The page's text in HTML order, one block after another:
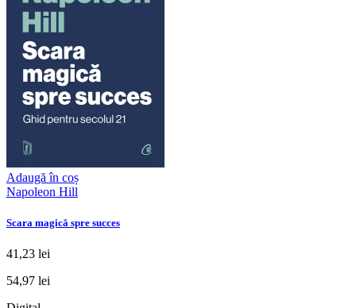
Adaugă în coș
Napoleon Hill
Scara magică spre succes
41,23 lei
54,97 lei